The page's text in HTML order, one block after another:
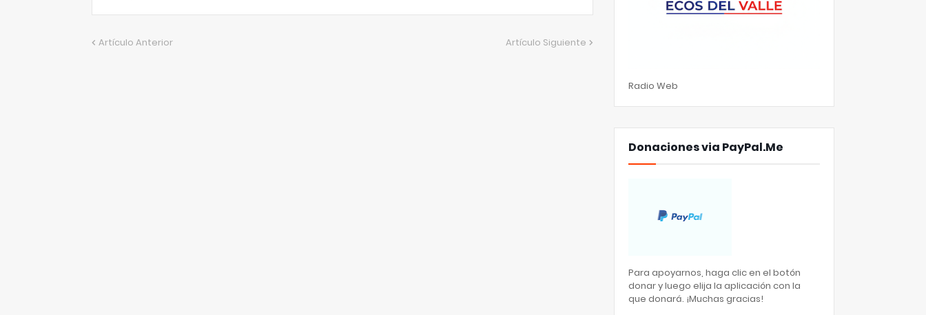
Artículo Anterior Artículo Siguiente
Radio Web
Donaciones via PayPal.Me
Para apoyarnos, haga clic en el botón
donar y luego elija la aplicación con la
que donará. ¡Muchas gracias!